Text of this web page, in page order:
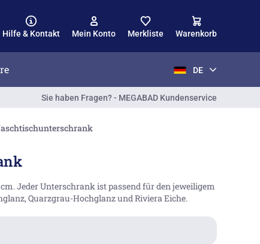
Hilfe & Kontakt Mein Konto Merkliste Warenkorb
DE
Sie haben Fragen? - MEGABAD Kundenservice
Jeder Unterschrank ist passend für den jeweiligem
Quarzgrau-Hochglanz und Riviera Eiche.